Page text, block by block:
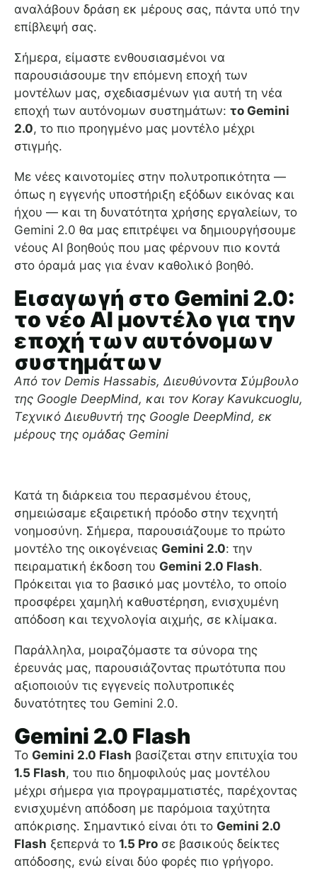
αναλάβουν δράση εκ μέρους σας, πάντα υπό την
επίβλεψή σας.
Σήμερα, είμαστε ενθουσιασμένοι να
παρουσιάσουμε την επόμενη εποχή των
μοντέλων μας, σχεδιασμένων για αυτή τη νέα
εποχή των αυτόνομων συστημάτων: το Gemini
2.0, το πιο προηγμένο μας μοντέλο μέχρι
στιγμής.
Με νέες καινοτομίες στην πολυτροπικότητα —
όπως η εγγενής υποστήριξη εξόδων εικόνας και
ήχου — και τη δυνατότητα χρήσης εργαλείων, το
Gemini 2.0 θα μας επιτρέψει να δημιουργήσουμε
νέους AI βοηθούς που μας φέρνουν πιο κοντά
στο όραμά μας για έναν καθολικό βοηθό.
Εισαγωγή στο Gemini 2.0:
το νέο AI μοντέλο για την
εποχή των αυτόνομων
συστημάτων
Από τον Demis Hassabis, Διευθύνοντα Σύμβουλο
της Google DeepMind, και τον Koray Kavukcuoglu,
Τεχνικό Διευθυντή της Google DeepMind, εκ
μέρους της ομάδας Gemini
Κατά τη διάρκεια του περασμένου έτους,
σημειώσαμε εξαιρετική πρόοδο στην τεχνητή
νοημοσύνη. Σήμερα, παρουσιάζουμε το πρώτο
μοντέλο της οικογένειας Gemini 2.0: την
πειραματική έκδοση του Gemini 2.0 Flash.
Πρόκειται για το βασικό μας μοντέλο, το οποίο
προσφέρει χαμηλή καθυστέρηση, ενισχυμένη
απόδοση και τεχνολογία αιχμής, σε κλίμακα.
Παράλληλα, μοιραζόμαστε τα σύνορα της
έρευνάς μας, παρουσιάζοντας πρωτότυπα που
αξιοποιούν τις εγγενείς πολυτροπικές
δυνατότητες του Gemini 2.0.
Gemini 2.0 Flash
Το Gemini 2.0 Flash βασίζεται στην επιτυχία του
1.5 Flash, του πιο δημοφιλούς μας μοντέλου
μέχρι σήμερα για προγραμματιστές, παρέχοντας
ενισχυμένη απόδοση με παρόμοια ταχύτητα
απόκρισης. Σημαντικό είναι ότι το Gemini 2.0
Flash ξεπερνά το 1.5 Pro σε βασικούς δείκτες
απόδοσης, ενώ είναι δύο φορές πιο γρήγορο.